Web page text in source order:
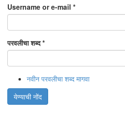
Username or e-mail *
परवलीचा शब्द*
नवीन परवलीचा शब्द मागवा
येण्याची नोंद